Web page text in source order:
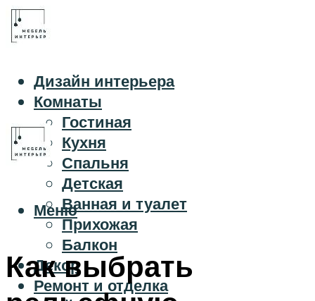
Дизайн интерьера
Комнаты
Гостиная
Кухня
Спальня
Детская
Ванная и туалет
Прихожая
Балкон
Декор
Ремонт и отделка
Меню
Как выбрать